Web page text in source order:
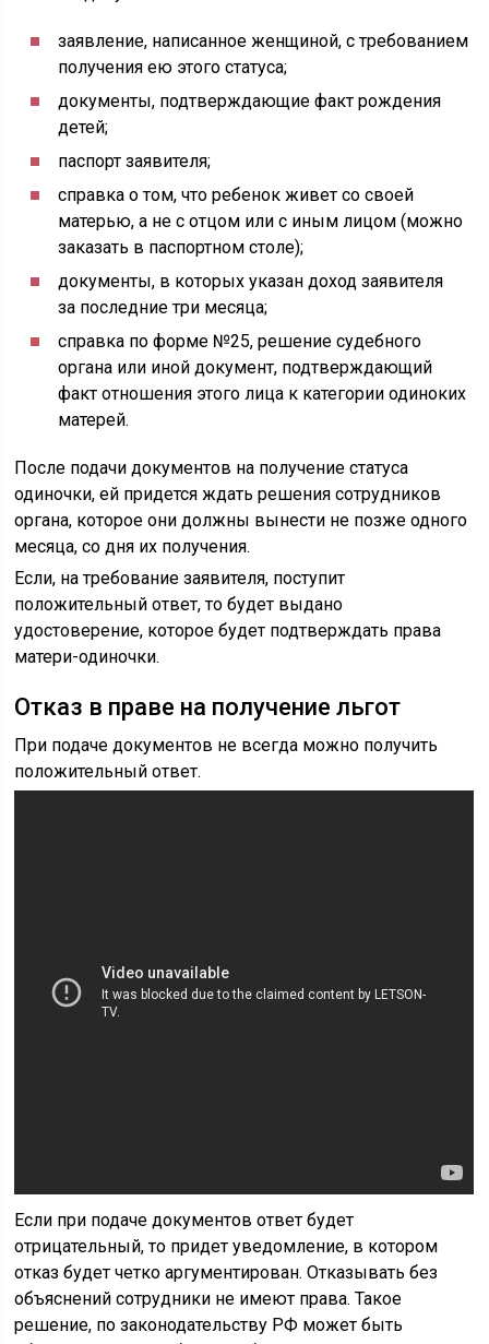
заявление, написанное женщиной, с требованием
получения ею этого статуса;
документы, подтверждающие факт рождения
детей;
паспорт заявителя;
справка о том, что ребенок живет со своей
матерью, а не с отцом или с иным лицом (можно
заказать в паспортном столе);
документы, в которых указан доход заявителя
за последние три месяца;
справка по форме №25, решение судебного
органа или иной документ, подтверждающий
факт отношения этого лица к категории одиноких
матерей.
После подачи документов на получение статуса
одиночки, ей придется ждать решения сотрудников
органа, которое они должны вынести не позже одного
месяца, со дня их получения.
Если, на требование заявителя, поступит
положительный ответ, то будет выдано
удостоверение, которое будет подтверждать права
матери-одиночки.
Отказ в праве на получение льгот
При подаче документов не всегда можно получить
положительный ответ.
Если при подаче документов ответ будет
отрицательный, то придет уведомление, в котором
отказ будет четко аргументирован. Отказывать без
объяснений сотрудники не имеют права. Такое
решение, по законодательству РФ может быть